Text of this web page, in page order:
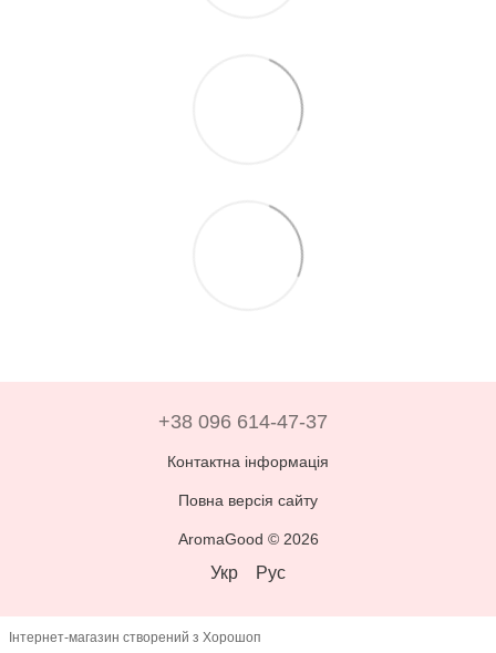
+38 096 614-47-37
Контактна інформація
Повна версія сайту
AromaGood © 2026
Укр Рус
Інтернет-магазин створений з Хорошоп